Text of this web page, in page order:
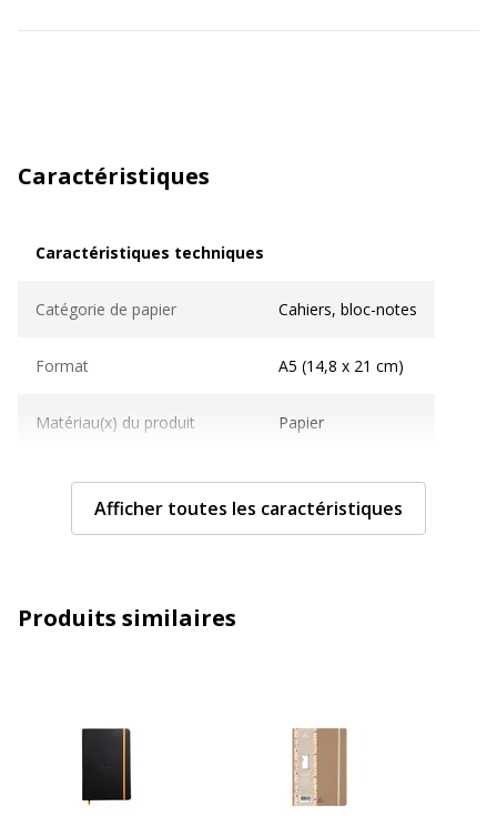
Caractéristiques
Caractéristiques techniques
Catégorie de papier Cahiers, bloc-notes
Format A5 (14,8 x 21 cm)
Matériau(x) du produit Papier
Matière de la couverture Synthétique
Nombre de pages 240 Page(s)
Caractéristiques générales
Caractéristiques générales
Afficher toutes les caractéristiques
Produits similaires